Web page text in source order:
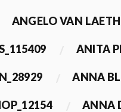
ANGELO VAN
ANITA
ANNA
ANNA